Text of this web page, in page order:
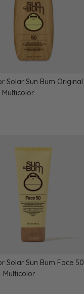
Solar Sun Bum Original
Solar Sun Bum Face 50
Multicolor